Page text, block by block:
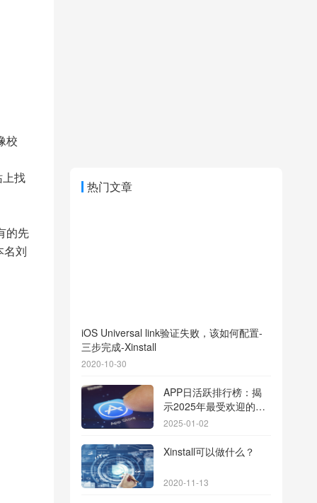
校
上找
的先
名刘
热门文章
iOS Universal link验证失败，该如何配置-
三步完成-Xinstall
2020-10-30
APP日活跃排行榜：揭
示2025年最受欢迎的应
用背后的秘密
2025-01-02
Xinstall可以做什么？
2020-11-13